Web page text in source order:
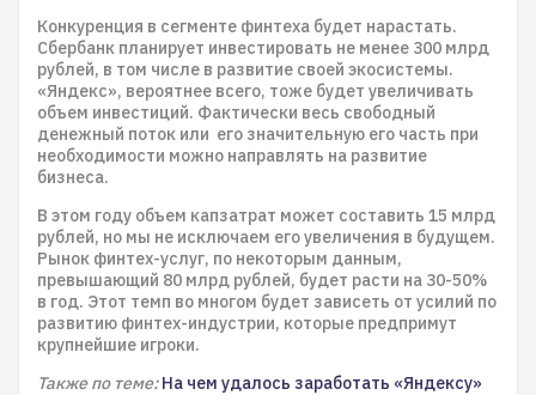
Конкуренция в сегменте финтеха будет нарастать.
Сбербанк планирует инвестировать не менее 300 млрд
рублей, в том числе в развитие своей экосистемы.
«Яндекс», вероятнее всего, тоже будет увеличивать
объем инвестиций. Фактически весь свободный
денежный поток или его значительную его часть при
необходимости можно направлять на развитие
бизнеса.
В этом году объем капзатрат может составить 15 млрд
рублей, но мы не исключаем его увеличения в будущем.
Рынок финтех-услуг, по некоторым данным,
превышающий 80 млрд рублей, будет расти на 30-50%
в год. Этот темп во многом будет зависеть от усилий по
развитию финтех-индустрии, которые предпримут
крупнейшие игроки.
Также по теме: На чем удалось заработать «Яндексу»